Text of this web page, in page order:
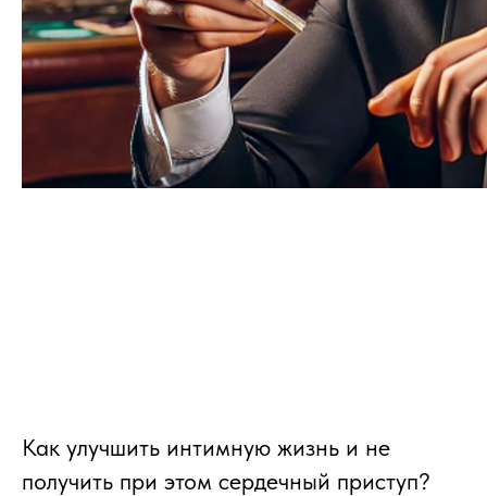
Как улучшить интимную жизнь и не
получить при этом сердечный приступ?